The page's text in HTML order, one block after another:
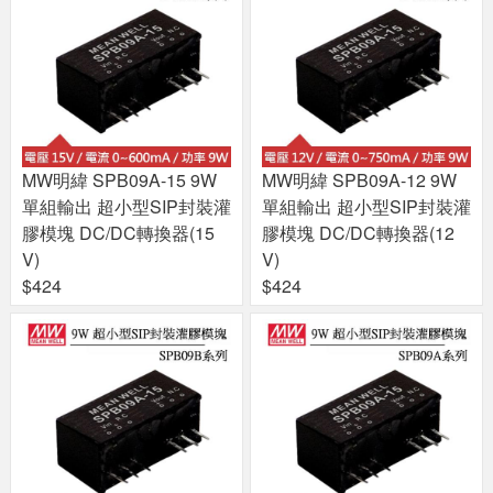
MW明緯 SPB09A-15 9W
單組輸出 超小型SIP封裝灌
膠模塊 DC/DC轉換器(15
V)
$424
MW明緯 SPB09A-12 9W
單組輸出 超小型SIP封裝灌
膠模塊 DC/DC轉換器(12
V)
$424